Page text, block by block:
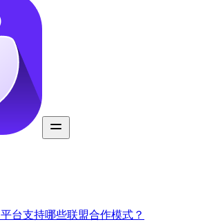
平台支持哪些联盟合作模式？